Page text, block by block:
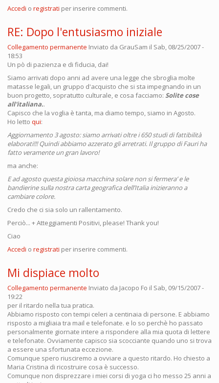
Accedi o registrati per inserire commenti.
RE: Dopo l'entusiasmo iniziale
Collegamento permanente Inviato da GrauSam il Sab, 08/25/2007 -
18:53
Un pò di pazienza e di fiducia, dai!
Siamo arrivati dopo anni ad avere una legge che sbroglia molte
matasse legali, un gruppo d'acquisto che si sta impegnando in un
buon progetto, sopratutto culturale, e cosa facciamo: Solite cose
all'italiana..
Capisco che la voglia è tanta, ma diamo tempo, siamo in Agosto.
Ho letto qui:
Aggiornamento 3 agosto: siamo arrivati oltre i 650 studi di fattibilità
elaborati!!! Quindi abbiamo azzerato gli arretrati. Il gruppo di Fauri ha
fatto veramente un gran lavoro!
ma anche:
E ad agosto questa gioiosa macchina solare non si fermera’ e le
bandierine sulla nostra carta geografica dell’Italia inizieranno a
cambiare colore.
Credo che ci sia solo un rallentamento.
Perciò... + Atteggiamenti Positivi, please! Thank you!
Ciao
Accedi o registrati per inserire commenti.
Mi dispiace molto
Collegamento permanente Inviato da Jacopo Fo il Sab, 09/15/2007 -
19:22
per il ritardo nella tua pratica.
Abbiamo risposto con tempi celeri a centinaia di persone. E abbiamo
risposto a migliaia tra mail e telefonate. e lo so perchè ho passato
personalmente giornate intere a rispondere alla mia quota di lettere
e telefonate. Ovviamente capisco sia scocciante quando uno si trova
a essere una sfortunata eccezione.
Comunque spero riusciremo a ovviare a questo ritardo. Ho chiesto a
Maria Cristina di ricostruire cosa è successo.
Comunque non disprezzare i miei corsi di yoga ci ho messo 25 anni a